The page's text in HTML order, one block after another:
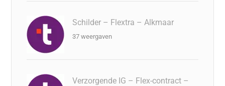
Schilder – Flextra – Alkmaar
37 weergaven
Verzorgende IG – Flex-contract –